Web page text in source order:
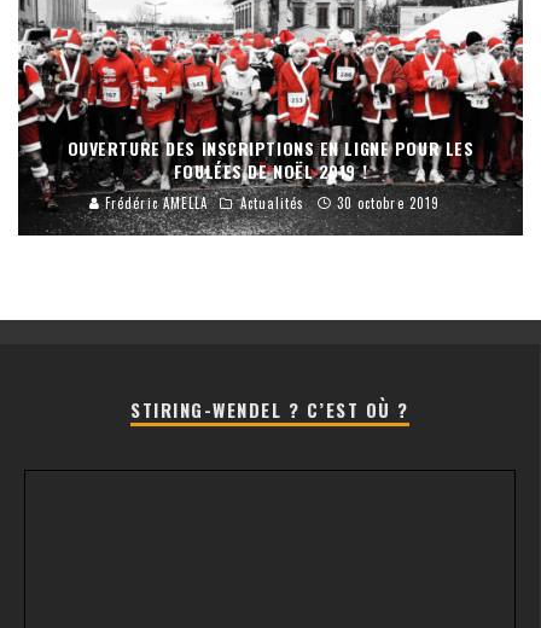
OUVERTURE DES INSCRIPTIONS EN LIGNE POUR LES
FOULÉES DE NOËL 2019 !
Frédéric AMELLA Actualités 30 octobre 2019
STIRING-WENDEL ? C’EST OÙ ?